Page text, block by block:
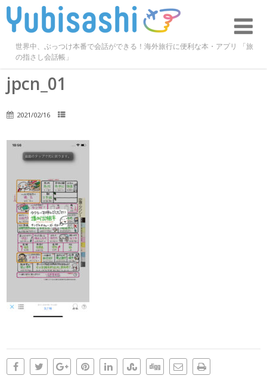
世界中、ぶっつけ本番で会話ができる！海外旅行に便利な本・アプリ 「旅
の指さし会話帳」
jpcn_01
2021/02/16